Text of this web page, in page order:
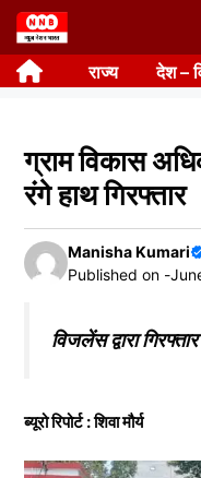
Skip
to
content राज्य देश –
ग्राम विकास
रंगे हाथ गिरफ्तार
Manisha Kumari
Published on -
विजलेंस द्वारा
ब्यूरो रिपोर्ट : शिवा मौर्य